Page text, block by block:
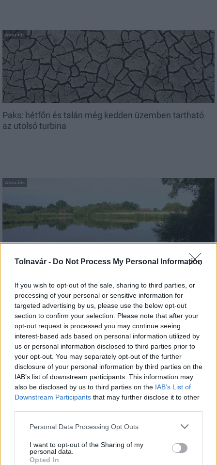
Tolnavár - Do Not Process My Personal Information
If you wish to opt-out of the sale, sharing to third parties, or
processing of your personal or sensitive information for
targeted advertising by us, please use the below opt-out
section to confirm your selection. Please note that after your
opt-out request is processed you may continue seeing
interest-based ads based on personal information utilized by
us or personal information disclosed to third parties prior to
your opt-out. You may separately opt-out of the further
disclosure of your personal information by third parties on the
IAB’s list of downstream participants. This information may
also be disclosed by us to third parties on the IAB’s List of
Downstream Participants that may further disclose it to other
Please note that this website/app uses one or more Google
not limited to your visit or usage behaviour. You may click to
grant or deny consent to Google and its third-party tags to
Personal Data Processing Opt Outs
I want to opt-out of the Sharing of my
personal data.
Opted In
Aktuális
Paks: hétfőn és talán még kedden üzemben tartható
az utolsó turbina
Aktuális
Az atomerőmű egyetlen hatása a környezetre, hogy a
MAGYAR ÉPÍTŐK
Mi épül?